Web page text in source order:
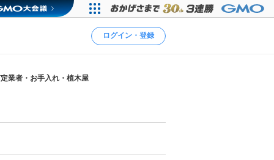
ログイン・登録
業者・お手入れ・植木屋